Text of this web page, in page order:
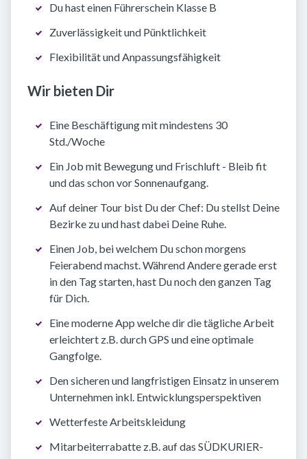
Du hast einen Führerschein Klasse B
Zuverlässigkeit und Pünktlichkeit
Flexibilität und Anpassungsfähigkeit
Wir bieten Dir
Eine Beschäftigung mit mindestens 30
Std./Woche
Ein Job mit Bewegung und Frischluft - Bleib fit
und das schon vor Sonnenaufgang.
Auf deiner Tour bist Du der Chef: Du stellst Deine
Bezirke zu und hast dabei Deine Ruhe.
Einen Job, bei welchem Du schon morgens
Feierabend machst. Während Andere gerade erst
in den Tag starten, hast Du noch den ganzen Tag
für Dich.
Eine moderne App welche dir die tägliche Arbeit
erleichtert z.B. durch GPS und eine optimale
Gangfolge.
Den sicheren und langfristigen Einsatz in unserem
Unternehmen inkl. Entwicklungsperspektiven
Wetterfeste Arbeitskleidung
Mitarbeiterrabatte z.B. auf das SÜDKURIER-